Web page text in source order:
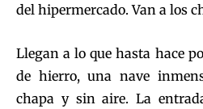
del hipermercado. Van a los
Llegan a lo que hasta hace
de hierro, una nave
chapa y sin aire. La